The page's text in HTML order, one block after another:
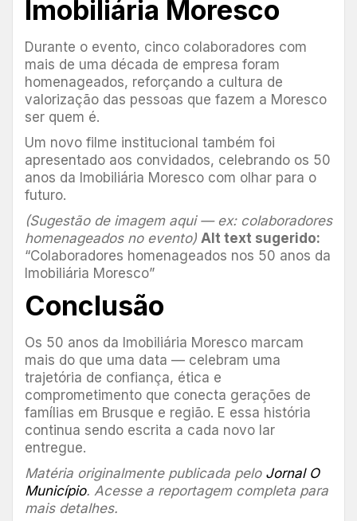
Imobiliária Moresco
Durante o evento, cinco colaboradores com
mais de uma década de empresa foram
homenageados, reforçando a cultura de
valorização das pessoas que fazem a Moresco
ser quem é.
Um novo filme institucional também foi
apresentado aos convidados, celebrando os 50
anos da Imobiliária Moresco com olhar para o
futuro.
(Sugestão de imagem aqui — ex: colaboradores
homenageados no evento) Alt text sugerido:
“Colaboradores homenageados nos 50 anos da
Imobiliária Moresco”
Conclusão
Os 50 anos da Imobiliária Moresco marcam
mais do que uma data — celebram uma
trajetória de confiança, ética e
comprometimento que conecta gerações de
famílias em Brusque e região. E essa história
continua sendo escrita a cada novo lar
entregue.
Matéria originalmente publicada pelo Jornal O
Município. Acesse a reportagem completa para
mais detalhes.